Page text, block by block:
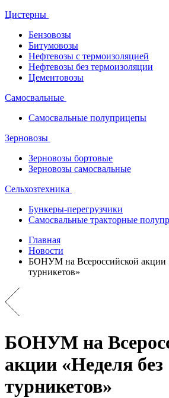
Цистерны
Бензовозы
Битумовозы
Нефтевозы с термоизоляцией
Нефтевозы без термоизоляции
Цементовозы
Самосвальные
Самосвальные полуприцепы
Зерновозы
Зерновозы бортовые
Зерновозы самосвальные
Сельхозтехника
Бункеры-перегрузчики
Самосвальные тракторные
Главная
Новости
БОНУМ на Всероссийской акции
турникетов»
БОНУМ на
акции «Неделя без
турникетов»